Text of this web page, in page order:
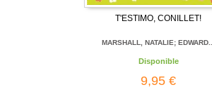
T'ESTIMO, CONILLET!
MARSHALL, NATALIE; EDWARD...
Disponible
9,95 €